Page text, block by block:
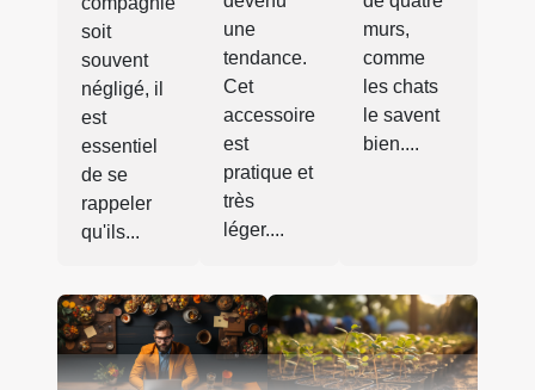
soit
souvent
négligé, il
est
essentiel
de se
rappeler
qu'ils...
une
tendance.
Cet
accessoire
est
pratique et
très
léger....
murs,
comme
les chats
le savent
bien....